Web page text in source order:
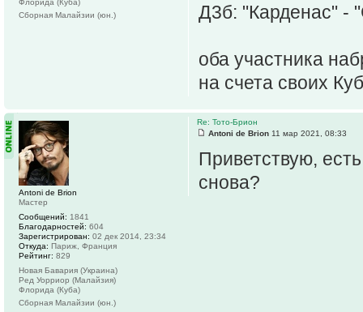
Д3б: "Карденас" -
оба участника
на счета своих
Флорида (Куба)
Сборная Малайзии (юн.)
Re: Тото-Брион
Antoni de Brion 11 мар 2021, 08:33
Приветствую,
снова?
Antoni de Brion
Мастер
Сообщений: 1841
Благодарностей: 604
Зарегистрирован: 02 дек 2014, 23:34
Откуда: Париж, Франция
Рейтинг: 829
Новая Бавария (Украина)
Ред Уорриор (Малайзия)
Флорида (Куба)
Сборная Малайзии (юн.)